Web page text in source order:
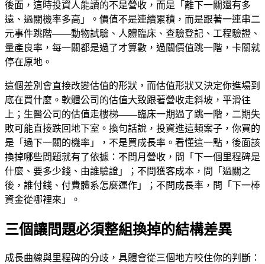
後面，這時投資人能讀的不是營收，而是「離下一關還有多
遠、過關機率多高」。價值不是連續累積，而是跟著一連串二
元事件跳階——動物試驗、人體臨床、查驗登記、工程驗證、
量產良率，每一關都是過了才算數，過關價值跳一階，卡關就
停在原地。
這個差別會直接改變估值的形狀，而估值形狀又決定你進場到
底在買什麼。軟體公司的估值大致跟著營收走斜坡，平滑往
上；生醫公司的估值走樓梯——臨床一期過了跳一階，二期失
敗可能直接跌回地下室。換句話說，投資進這類案子，你買的
是「過下一關的機率」，不是買成長率。看懂這一點，後面該
換掉哪些問題就有了依據：不問月營收，問「下一個里程碑是
什麼、要多少錢、由誰驗證」；不問獲客成本，問「過關之
後，誰付錢、付費體系怎麼運作」；不問成長率，問「下一棒
資金從哪裡來」。
三個讓問題必須整組換掉的結構差異
成長曲線與里程碑的分歧，具體會從三個地方咬住你的判斷：